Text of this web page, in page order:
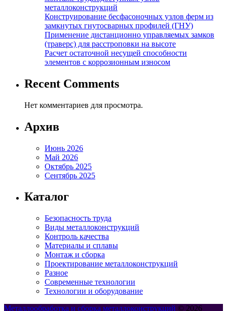
металлоконструкций
Конструирование бесфасоночных узлов ферм из
замкнутых гнутосварных профилей (ГНУ)
Применение дистанционно управляемых замков
(траверс) для расстроповки на высоте
Расчет остаточной несущей способности
элементов с коррозионным износом
Recent Comments
Нет комментариев для просмотра.
Архив
Июнь 2026
Май 2026
Октябрь 2025
Сентябрь 2025
Каталог
Безопасность труда
Виды металлоконструкций
Контроль качества
Материалы и сплавы
Монтаж и сборка
Проектирование металлоконструкций
Разное
Современные технологии
Технологии и оборудование
Металлообработка и сборка металлоконструкций © 2026